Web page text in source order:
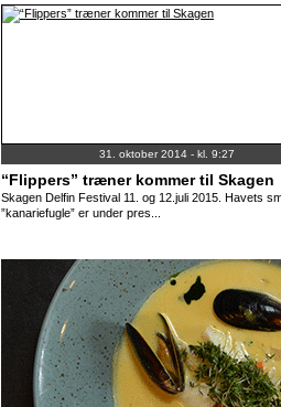
31. oktober 2014 - kl. 9:27
“Flippers” træner kommer til Skagen
Skagen Delfin Festival 11. og 12.juli 2015. Havets
”kanariefugle” er under pres...